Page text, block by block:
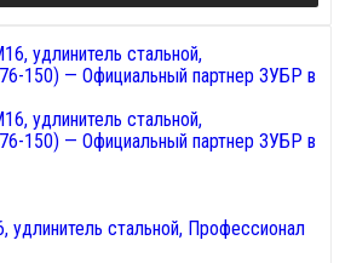
стальной, Профессионал